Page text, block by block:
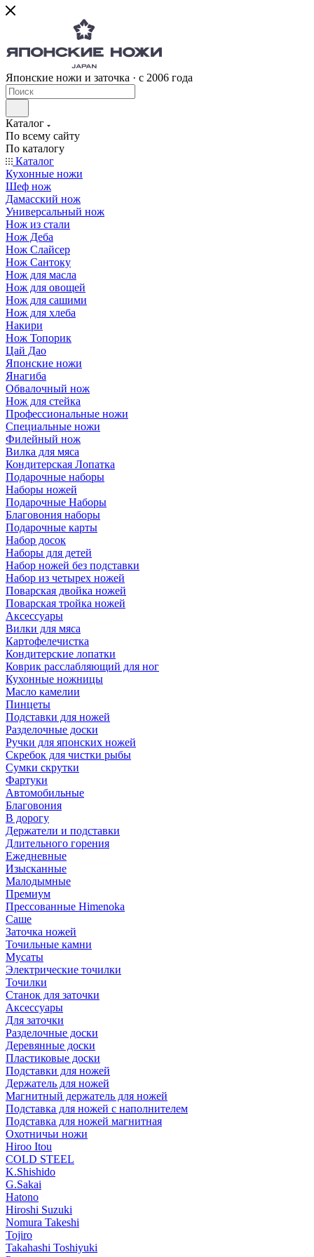
Японские ножи и заточка · с 2006 года
Каталог
По всему сайту
По каталогу
Каталог
Кухонные ножи
Шеф нож
Дамасский нож
Универсальный нож
Нож из стали
Нож Деба
Нож Слайсер
Нож Сантоку
Нож для масла
Нож для овощей
Нож для сашими
Нож для хлеба
Накири
Нож Топорик
Цай Дао
Японские ножи
Янагиба
Обвалочный нож
Нож для стейка
Профессиональные ножи
Специальные ножи
Филейный нож
Вилка для мяса
Кондитерская Лопатка
Подарочные наборы
Наборы ножей
Подарочные Наборы
Благовония наборы
Подарочные карты
Набор досок
Наборы для детей
Набор ножей без подставки
Набор из четырех ножей
Поварская двойка ножей
Поварская тройка ножей
Аксессуары
Вилки для мяса
Картофелечистка
Кондитерские лопатки
Коврик расслабляющий для ног
Кухонные ножницы
Масло камелии
Пинцеты
Подставки для ножей
Разделочные доски
Ручки для японских ножей
Скребок для чистки рыбы
Сумки скрутки
Фартуки
Автомобильные
Благовония
В дорогу
Держатели и подставки
Длительного горения
Ежедневные
Изысканные
Малодымные
Премиум
Прессованные Himenoka
Саше
Заточка ножей
Точильные камни
Мусаты
Электрические точилки
Точилки
Станок для заточки
Аксессуары
Для заточки
Разделочные доски
Деревянные доски
Пластиковые доски
Подставки для ножей
Держатель для ножей
Магнитный держатель для ножей
Подставка для ножей с наполнителем
Подставка для ножей магнитная
Охотничьи ножи
Hiroo Itou
COLD STEEL
K.Shishido
G.Sakai
Hatono
Hiroshi Suzuki
Nomura Takeshi
Tojiro
Takahashi Toshiyuki